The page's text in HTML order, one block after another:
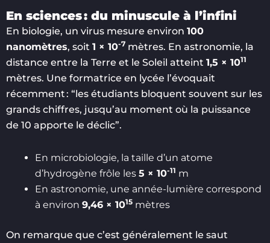
En sciences : du minuscule à l’infini
En biologie, un virus mesure environ 100
nanomètres, soit 1 × 10-7 mètres. En astronomie, la
distance entre la Terre et le Soleil atteint 1,5 × 1011
mètres. Une formatrice en lycée l’évoquait
récemment : “les étudiants bloquent souvent sur les
grands chiffres, jusqu’au moment où la puissance
de 10 apporte le déclic”.
En microbiologie, la taille d’un atome
d’hydrogène frôle les 5 × 10-11 m
En astronomie, une année-lumière correspond
à environ 9,46 × 1015 mètres
On remarque que c’est généralement le saut